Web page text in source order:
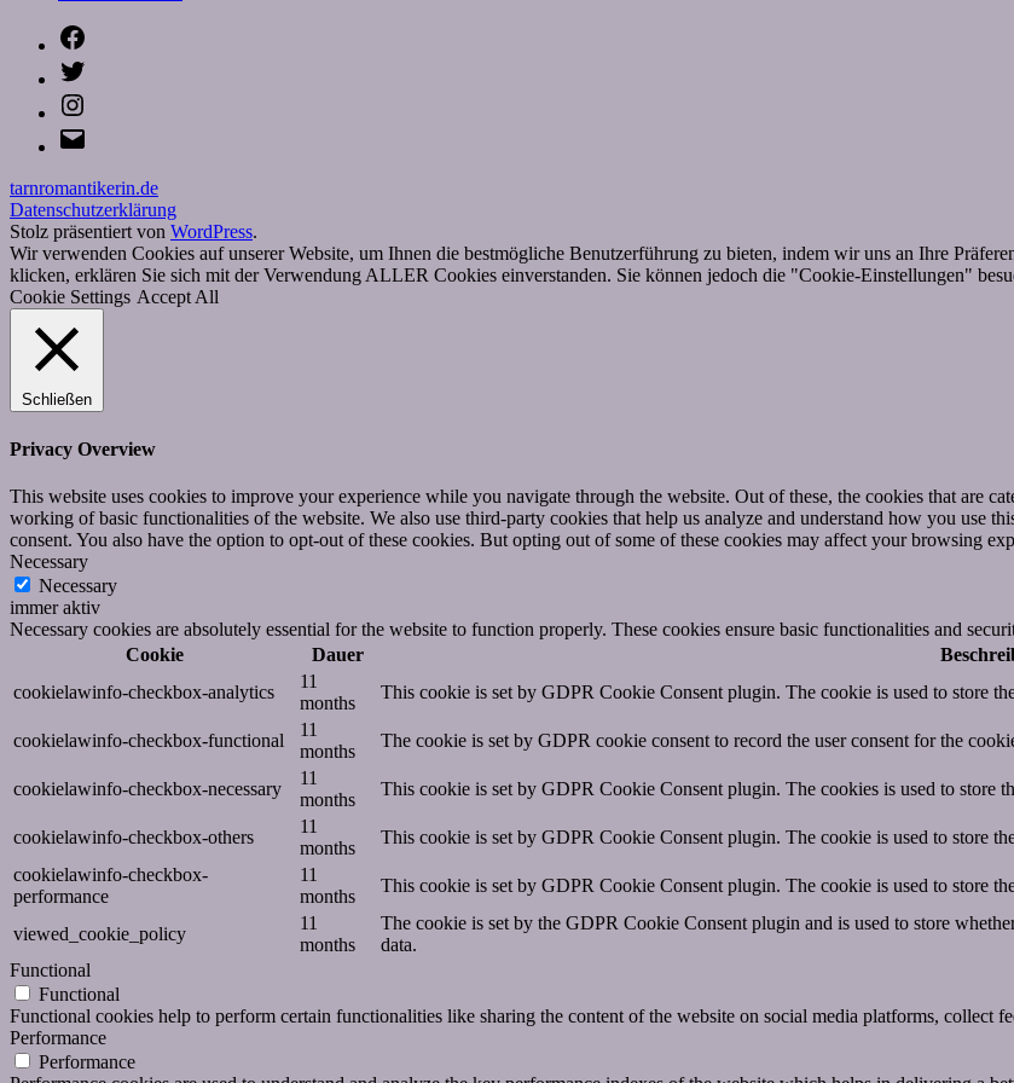
tarnromantikerin.de
Datenschutzerklärung
Stolz präsentiert von WordPress.
Wir verwenden Cookies auf unserer Website, um Ihnen die bestmögliche Benutzerführung zu bieten, indem wir uns an Ihre
klicken, erklären Sie sich mit der Verwendung ALLER Cookies einverstanden. Sie können jedoch die "Cookie-Einstellungen"
Cookie Settings Accept All
Schließen
Privacy Overview
This website uses cookies to improve your experience while you navigate through the website. Out of these, the cookies that are
working of basic functionalities of the website. We also use third-party cookies that help us analyze and understand how you use
consent. You also have the option to opt-out of these cookies. But opting out of some of these cookies may affect your browsing
Necessary
Necessary
immer aktiv
Necessary cookies are absolutely essential for the website to function properly. These cookies ensure basic functionalities and
Cookie
Dauer
cookielawinfo-checkbox-analytics
11
months
This cookie is set by GDPR Cookie Consent plugin. The cookie is used to store
cookielawinfo-checkbox-functional
11
months
The cookie is set by GDPR cookie consent to record the user consent for the
cookielawinfo-checkbox-necessary
11
months
This cookie is set by GDPR Cookie Consent plugin. The cookies is used to store
cookielawinfo-checkbox-others
11
months
This cookie is set by GDPR Cookie Consent plugin. The cookie is used to store
cookielawinfo-checkbox-
performance
11
months
This cookie is set by GDPR Cookie Consent plugin. The cookie is used to store
viewed_cookie_policy
11
months
The cookie is set by the GDPR Cookie Consent plugin and is used to store
data.
Functional
Functional
Functional cookies help to perform certain functionalities like sharing the content of the website on social media platforms, collect
Performance
Performance